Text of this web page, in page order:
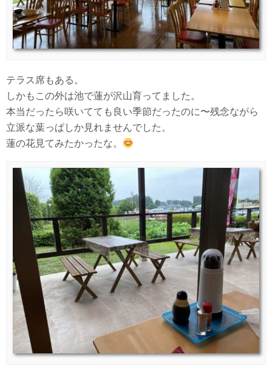
テラス席もある。
しかもこの外は池で蓮が沢山育ってました。
本当だったら咲いてても良い季節だったのに〜残念ながら
立派な葉っぱしか見れませんでした。
蓮の花見てみたかったな。